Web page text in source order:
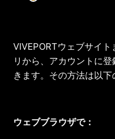
VIVEPORTウェブサイト
リから、アカウントに
きます。その方法は以下
ウェブブラウザで：